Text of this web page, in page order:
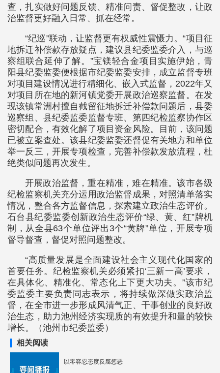
查，扎实做好问题反馈、精准问责、督促整改，让政
治监督更好融入日常、抓在经常。
“纪巡”联动，让监督更有权威性震慑力。“项目征
地拆迁补偿款存放疑点，建议县纪委监委介入，与巡
察组联合延伸了解。”宝镁轻合金项目实施伊始，青
阳县纪委监委便根据市纪委监委安排，成立监督专班
对项目建设情况进行精细化、嵌入式监督，2022年又
对项目所在地的新河镇党委开展政治巡察监督。在发
现该镇常洲村擅自截留征地拆迁补偿款问题后，县委
巡察组、县纪委监委监督专班、第四纪检监察协作区
密切配合，有效化解了项目资金风险。目前，该问题
已被立案查处。该县纪委监委还督促有关地方和单位
举一反三，开展专项检查，完善补偿款发放流程，杜
绝类似问题再次发生。
开展政治监督，重在精准，难在精准。该市各级
纪检监察机关充分运用政治监督成果，对照清单落实
情况，整合各方监督信息，探索建立政治生态评价。
石台县纪委监委创新政治生态评价“绿、黄、红”牌机
制，从全县63个单位评出3个“黄牌”单位，开展专项
督导督查，督促对照问题整改。
“高质量发展是全面建设社会主义现代化国家的
首要任务。纪检监察机关必须紧扣‘三新一高’要求，
在具体化、精准化、常态化上下更大功夫。”该市纪
委监委主要负责同志表示，将持续做深做实政治监
督，在全市进一步形成风清气正、干事创业的良好政
治生态，助力池州经济实现质的有效提升和量的较快
增长。（池州市纪委监委）
相关阅读
以零容忍态度反腐惩恶